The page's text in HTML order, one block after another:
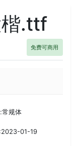
楷.ttf
免费可商用
常规体
01-19